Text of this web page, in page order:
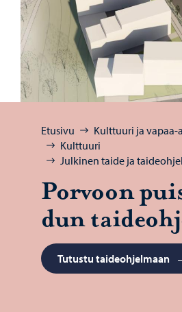
Selaa:
Etusivu
Kulttuuri ja vapaa-
Kulttuuri
Julkinen taide ja
Por­voon
dun
Tutustu taideohjelmaan